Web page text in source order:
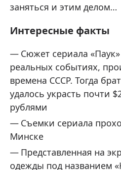
заняться и этим делом…
Интересные факты
Сюжет сериала
реальных событиях,
времена СССР. Тогда
удалось украсть почти
рублями
Съемки сериала
Минске
Представленная на
одежды под названием